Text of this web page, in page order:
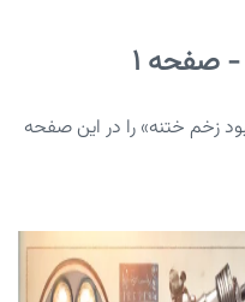
صفحه 1
زخم ختنه» را در این صفحه